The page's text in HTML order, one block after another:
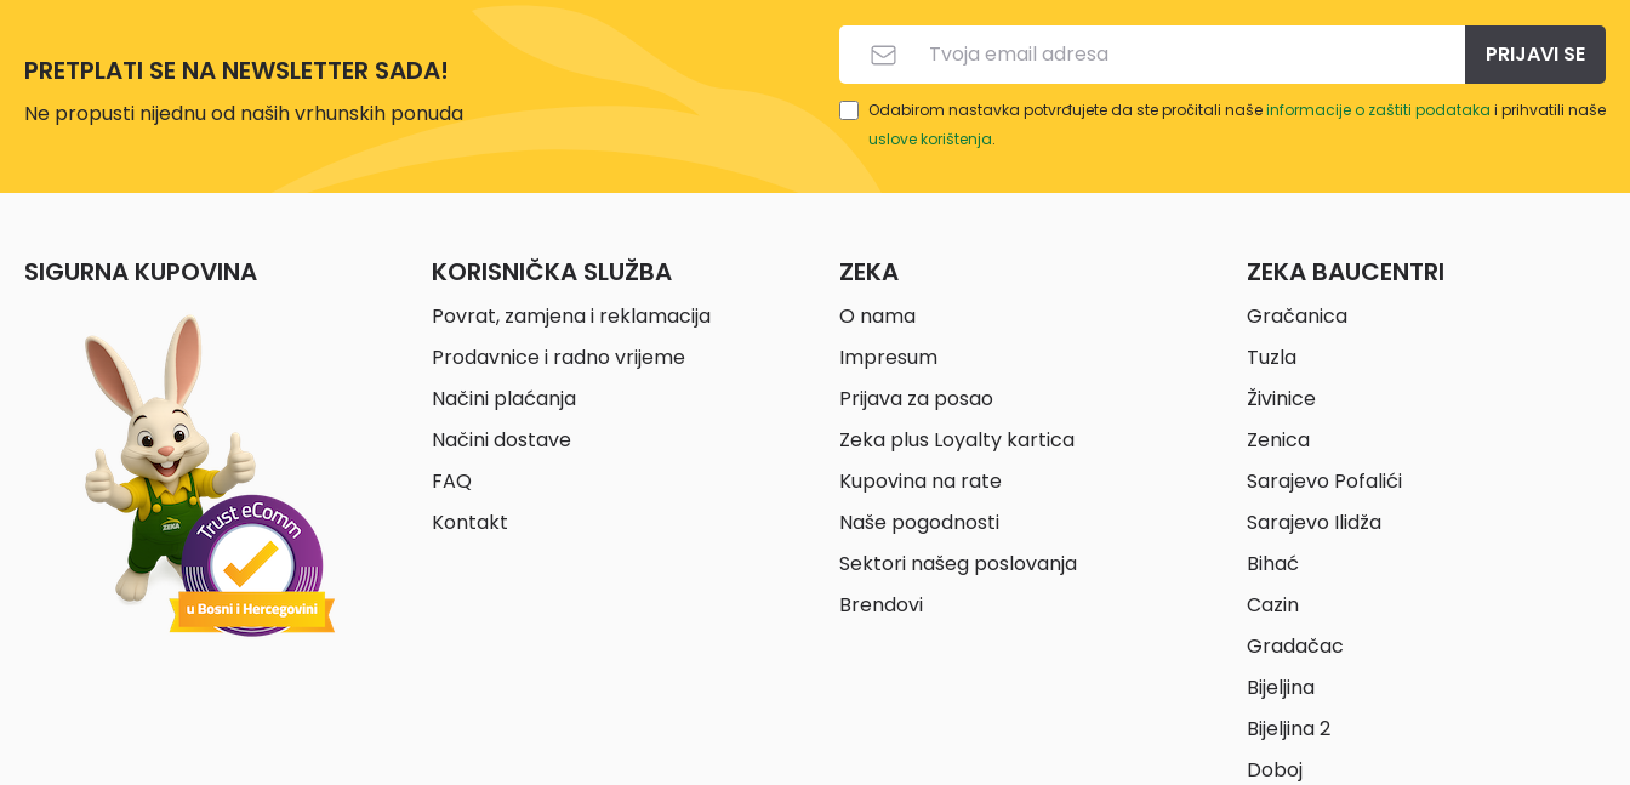
PRETPLATI SE NA NEWSLETTER SADA!
Ne propusti nijednu od naših vrhunskih ponuda
PRIJAVI SE
Odabirom nastavka potvrđujete da ste pročitali našeinformacije o zaštiti podataka i prihvatili naše
uslove korištenja.
SIGURNA KUPOVINA KORISNIČKA SLUŽBA
Povrat, zamjena i reklamacija
Prodavnice i radno vrijeme
Načini plaćanja
Načini dostave
FAQ
Kontakt
ZEKA
O nama
Impresum
Prijava za posao
Zeka plus Loyalty kartica
Kupovina na rate
Naše pogodnosti
Sektori našeg poslovanja
Brendovi
ZEKA BAUCENTRI
Gračanica
Tuzla
Živinice
Zenica
Sarajevo Pofalići
Sarajevo Ilidža
Bihać
Cazin
Gradačac
Bijeljina
Bijeljina 2
Doboj